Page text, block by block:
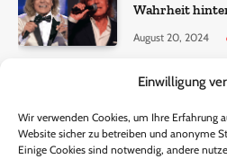
Einwilligung
Wir verwenden Cookies, um Ihre Erfahrung
Website sicher zu betreiben und anonyme
Einige Cookies sind notwendig, andere
Wahrheit
August 20, 2024
Ralf
June 26, 2024